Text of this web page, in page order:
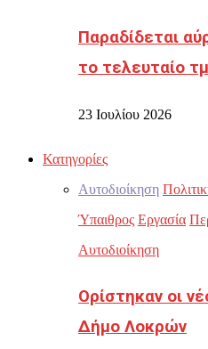
Παραδίδεται
το τελευταίο
23 Ιουλίου 2026
Κατηγορίες
Αυτοδιοίκηση
Ύπαιθρος Εργασία
Αυτοδιοίκηση
Ορίστηκαν οι
Δήμο Λοκρών